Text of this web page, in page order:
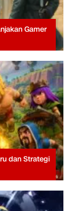
Gamer
dan Strategi